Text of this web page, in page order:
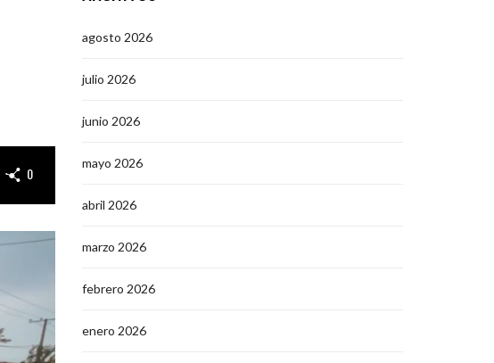
0
agosto 2026
julio 2026
junio 2026
mayo 2026
abril 2026
marzo 2026
febrero 2026
enero 2026